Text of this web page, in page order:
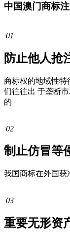
中国澳门商标
01
防止他人抢
商标权的地域性特
们往往出 于垄断
的
02
制止仿冒等
我国商标在外国获
03
重要无形资